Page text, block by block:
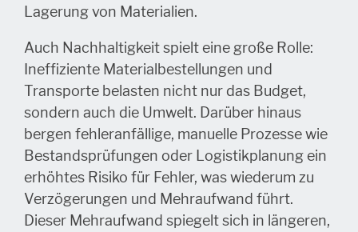
Lagerung von Materialien.
Auch Nachhaltigkeit spielt eine große Rolle:
Ineffiziente Materialbestellungen und
Transporte belasten nicht nur das Budget,
sondern auch die Umwelt. Darüber hinaus
bergen fehleranfällige, manuelle Prozesse wie
Bestandsprüfungen oder Logistikplanung ein
erhöhtes Risiko für Fehler, was wiederum zu
Verzögerungen und Mehraufwand führt.
Dieser Mehraufwand spiegelt sich in längeren,